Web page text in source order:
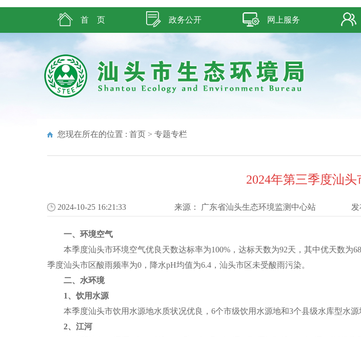
首 页 政务公开 网上服务
您现在所在的位置 : 首页 > 专题专栏
2024年第三季度汕
2024-10-25 16:21:33 来源： 广东省汕头生态环境监测中心站 发
一、环境空气
本季度汕头市环境空气优良天数达标率为100%，达标天数为92天，其中优天数为
季度汕头市区酸雨频率为0，降水pH均值为6.4，汕头市区未受酸雨污染。
二、水环境
1、 饮用水源
本季度汕头市饮用水源地水质状况优良，6个市级饮用水源地和3个县级水库型水源
2、江河